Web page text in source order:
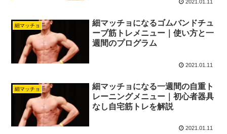
2021.01.11
細マッチョ
細マッチョになるゴムバンドチュ
ーブ筋トレメニュー｜使い方と一
週間のプログラム
2021.01.11
細マッチョ
細マッチョになる一週間の自重ト
レーニングメニュー｜初心者器具
なし自宅筋トレを解説
2021.01.11